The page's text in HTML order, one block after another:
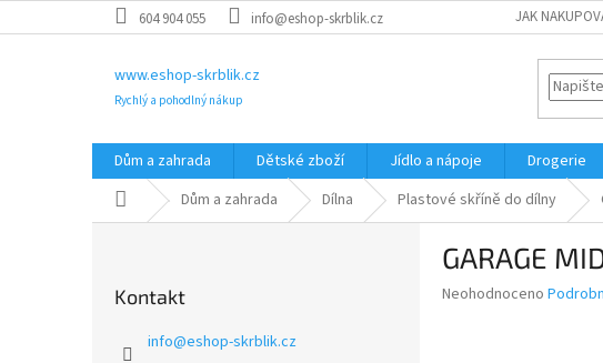
na
604 904 055 info@eshop-skrblik.cz JAK
www.eshop-skrblik.cz
Rychlý a pohodlný nákup
Dům a zahrada Dětské zboží Jídlo a nápoje Drogerie
Domů Dům a zahrada Dílna Plastové skříně do dílny
Kontakt
info@eshop-skrblik.cz
GARAGE
Průměrné
Neohodnoceno